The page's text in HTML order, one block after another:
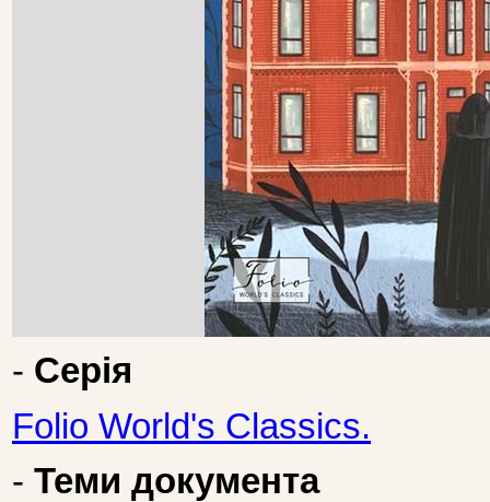
- Серія
Folio World's Classics.
- Теми документа